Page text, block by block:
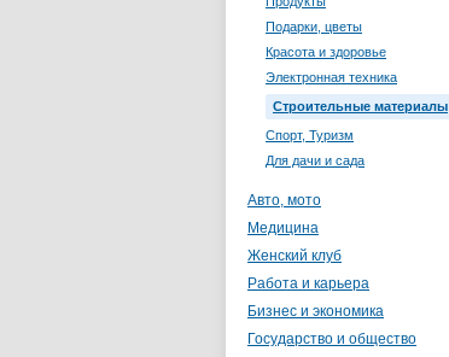
Подарки, цветы
Красота и здоровье
Электронная техника
Строительные материалы
Спорт, Туризм
Для дачи и сада
Авто, мото
Медицина
Женский клуб
Работа и карьера
Бизнес и экономика
Государство и общество